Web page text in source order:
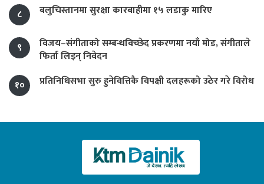
८ बलुचिस्तानमा सुरक्षा कारबाहीमा १५ लडाकु मारिए
९
विजय–संगीताको सम्बन्धविच्छेद प्रकरणमा नयाँ मोड, संगीता‍ले
फिर्ता लिइन् निवेदन
१०
प्रतिनिधिसभा सुरु हुनेवित्तिकै विपक्षी दलहरूको उठेर गरे विरोध